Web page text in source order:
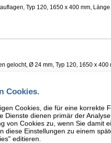
Typ 120, 1650 x 400 mm,
gelocht, Ø 24 mm, Typ 120, 1650 x
glatt, Typ 120, 1650 x 400 mm,
Cookies.
Cookies, die für eine korrekte
dienen primär der
von Cookies zu, wenn Sie damit
diese Einstellungen zu einem
editieren.